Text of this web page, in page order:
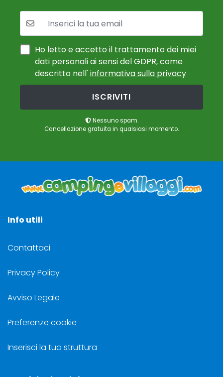
La tua mail:
Ho letto e accetto il trattamento dei miei
dati personali ai sensi del GDPR, come
descritto nell'informativa sulla privacy
ISCRIVITI
Nessuno spam.
Cancellazione gratuita in qualsiasi momento.
Info utili
Contattaci
Privacy Policy
Avviso Legale
Preferenze cookie
Inserisci la tua struttura